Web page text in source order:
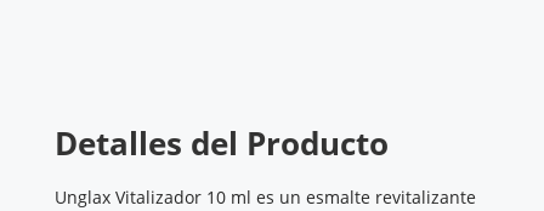
Detalles del Producto
Unglax Vitalizador 10 ml es un esmalte revitalizante